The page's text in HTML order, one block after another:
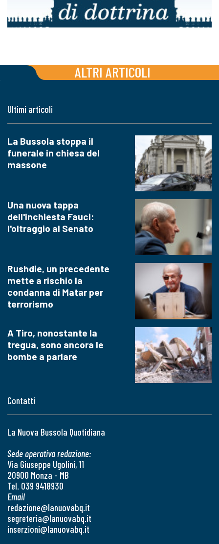
ALTRI ARTICOLI
Contatti
La Nuova Bussola Quotidiana
Sede operativa redazione:
Via Giuseppe Ugolini, 11
20900 Monza - MB
Tel. 039 9418930
Email
redazione@lanuovabq.it
segreteria@lanuovabq.it
inserzioni@lanuovabq.it
Ultimi articoli
La Bussola stoppa il
funerale in chiesa del
massone
Una nuova tappa
dell'inchiesta Fauci:
l'oltraggio al Senato
Rushdie, un precedente
mette a rischio la
condanna di Matar per
terrorismo
A Tiro, nonostante la
tregua, sono ancora le
bombe a parlare